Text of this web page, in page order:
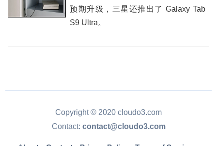
预期升级，三星还推出了 Galaxy Tab
S9 Ultra。
Copyright © 2020 cloudo3.com
Contact: contact@cloudo3.com